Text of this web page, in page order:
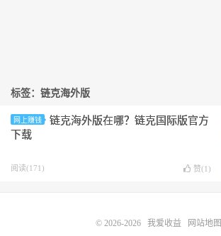
标签：链克海外版
网上赚钱
链克海外版在哪？链克国际版官方
下载
阅读(171) 赞(1 )
© 2026-2026 我爱收益 网站地图